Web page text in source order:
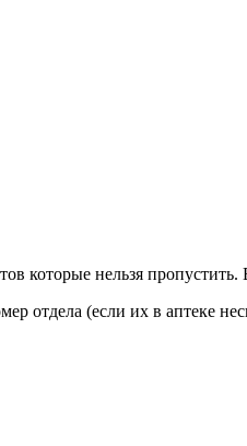
которые нельзя
(если их в аптеке